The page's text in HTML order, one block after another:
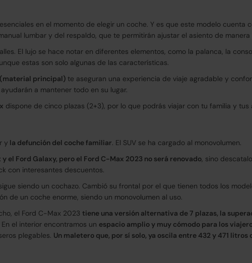
en el momento de elegir un coche. Y es que este modelo cuenta
lumbar y del respaldo, que te permitirán ajustar el asiento de
El lujo se hace notar en diferentes elementos, como la palanca, la
estas son solo algunas de las características.
principal) te aseguran una experiencia de viaje agradable y
a mantener todo en su lugar.
dispone de cinco plazas (2+3), por lo que podrás viajar con tu familia y tus
y la defunción del coche familiar. El SUV se ha cargado al monovolumen.
el Ford Galaxy, pero el Ford C-Max 2023 no será renovado, sino
con interesantes descuentos.
siendo un cochazo. Cambió su frontal por el que tienen todos los
de un coche enorme, siendo un monovolumen al uso.
el Ford C-Max 2023 tiene una versión alternativa de 7 plazas, la
el interior encontramos un espacio amplio y muy cómodo para los
plegables. Un maletero que, por sí solo, ya oscila entre 432 y 471 litros